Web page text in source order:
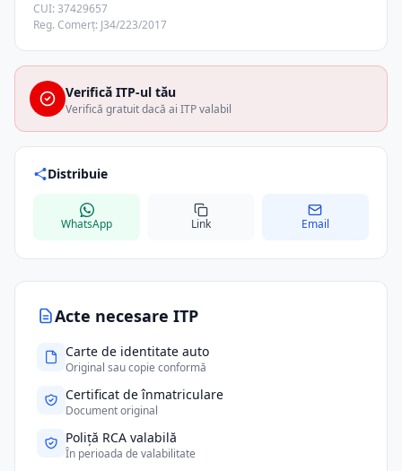
Acte necesare ITP
Carte de identitate auto
Original sau copie conformă
Certificat de înmatriculare
Document original
Poliță RCA valabilă
În perioada de valabilitate
CUI: 37429657
Reg. Comerț: J34/223/2017
Verifică ITP-ul tău
Verifică gratuit dacă ai ITP valabil
Distribuie
WhatsApp Link Email